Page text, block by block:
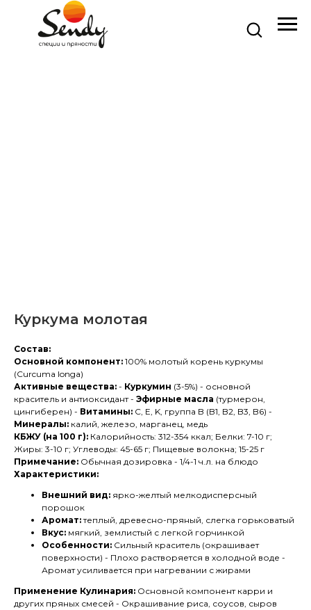
Куркума молотая
Состав:
Основной компонент: 100% молотый корень куркумы
(Curcuma longa)
Активные вещества: - Куркумин (3-5%) - основной
краситель и антиоксидант - Эфирные масла (турмерон,
цингиберен) - Витамины: C, E, K, группа B (B1, B2, B3, B6) -
Минералы: калий, железо, марганец, медь
КБЖУ (на 100 г): Калорийность: 312-354 ккал; Белки: 7-10 г;
Жиры: 3-10 г; Углеводы: 45-65 г; Пищевые волокна; 15-25 г
Примечание: Обычная дозировка - 1/4-1 ч.л. на блюдо
Характеристики:
Внешний вид: ярко-желтый мелкодисперсный
порошок
Аромат:теплый, древесно-пряный, слегка горьковатый
Вкус: мягкий, землистый с легкой горчинкой
Особенности: Сильный краситель (окрашивает
поверхности) - Плохо растворяется в холодной воде -
Аромат усиливается при нагревании с жирами
Применение Кулинария: Основной компонент карри и
других пряных смесей - Окрашивание риса, соусов, сыров